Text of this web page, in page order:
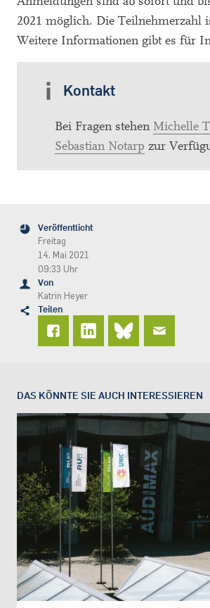
2021 möglich. Die Teilnehmerzahl
Weitere Informationen gibt es für
Kontakt
Bei Fragen stehen Michelle
Sebastian Notarp zur
Veröffentlicht
Freitag
14. Mai 2021
09:33 Uhr
Von
Katrin Heyer
Teilen
DAS KÖNNTE SIE AUCH INTERESSIEREN